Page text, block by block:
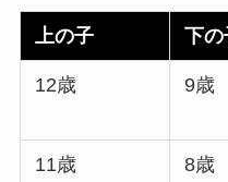
上の子 下の
12歳 9歳
11歳 8歳